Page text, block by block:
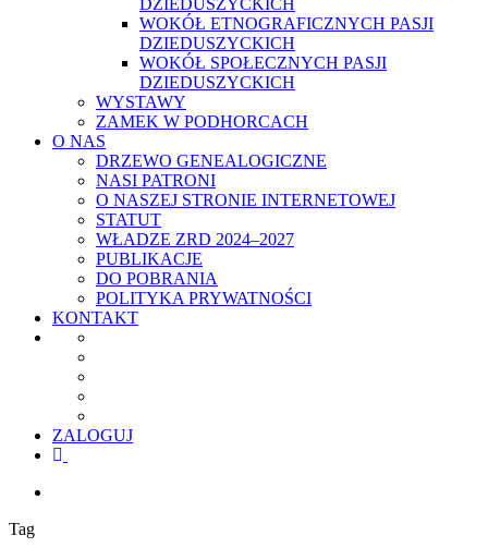
DZIEDUSZYCKICH
WOKÓŁ ETNOGRAFICZNYCH PASJI
DZIEDUSZYCKICH
WOKÓŁ SPOŁECZNYCH PASJI
DZIEDUSZYCKICH
WYSTAWY
ZAMEK W PODHORCACH
O NAS
DRZEWO GENEALOGICZNE
NASI PATRONI
O NASZEJ STRONIE INTERNETOWEJ
STATUT
WŁADZE ZRD 2024–2027
PUBLIKACJE
DO POBRANIA
POLITYKA PRYWATNOŚCI
KONTAKT
ZALOGUJ
facebook
Tag